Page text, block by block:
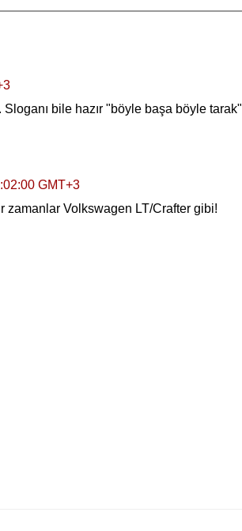
bile hazır "böyle başa böyle tarak"
GMT+3
zamanlar Volkswagen LT/Crafter gibi!